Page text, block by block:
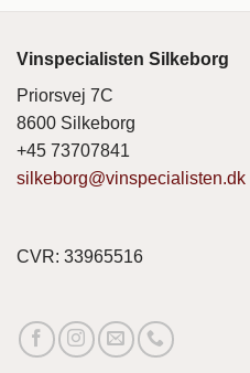
Vinspecialisten Silkeborg
Priorsvej 7C
8600 Silkeborg
+45 73707841
silkeborg@vinspecialisten.dk
CVR: 33965516